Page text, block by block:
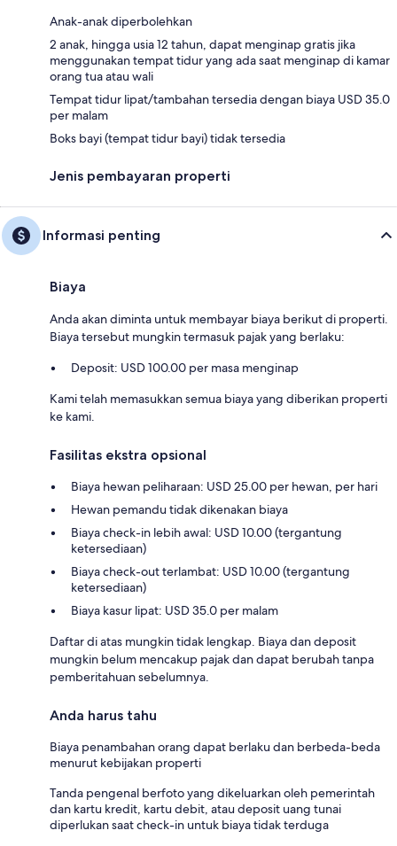
Anak-anak diperbolehkan
2 anak, hingga usia 12 tahun, dapat menginap gratis jika
menggunakan tempat tidur yang ada saat menginap di kamar
orang tua atau wali
Tempat tidur lipat/tambahan tersedia dengan biaya USD 35.0
per malam
Boks bayi (tempat tidur bayi) tidak tersedia
Jenis pembayaran properti
Informasi penting
Biaya
Anda akan diminta untuk membayar biaya berikut di properti.
Biaya tersebut mungkin termasuk pajak yang berlaku:
Deposit: USD 100.00 per masa menginap
Kami telah memasukkan semua biaya yang diberikan properti
ke kami.
Fasilitas ekstra opsional
Biaya hewan peliharaan: USD 25.00 per hewan, per hari
Hewan pemandu tidak dikenakan biaya
Biaya check-in lebih awal: USD 10.00 (tergantung
ketersediaan)
Biaya check-out terlambat: USD 10.00 (tergantung
ketersediaan)
Biaya kasur lipat: USD 35.0 per malam
Daftar di atas mungkin tidak lengkap. Biaya dan deposit
mungkin belum mencakup pajak dan dapat berubah tanpa
pemberitahuan sebelumnya.
Anda harus tahu
Biaya penambahan orang dapat berlaku dan berbeda-beda
menurut kebijakan properti
Tanda pengenal berfoto yang dikeluarkan oleh pemerintah
dan kartu kredit, kartu debit, atau deposit uang tunai
diperlukan saat check-in untuk biaya tidak terduga